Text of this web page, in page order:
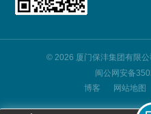
© 2026 厦门保沣集团有限
闽公网安备
博客
网站地图